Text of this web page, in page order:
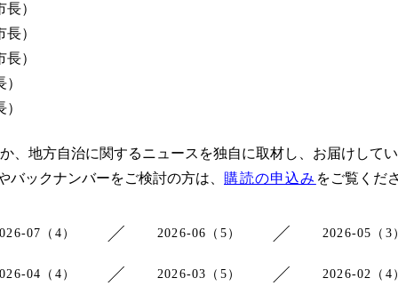
）
）
）
、地方自治に関するニュースを独自に取材し、お届けして
バックナンバーをご検討の方は、 購読の申込み をご覧くだ
07（4） 2026-06（5） 2026-05（3
04（4） 2026-03（5） 2026-02（4